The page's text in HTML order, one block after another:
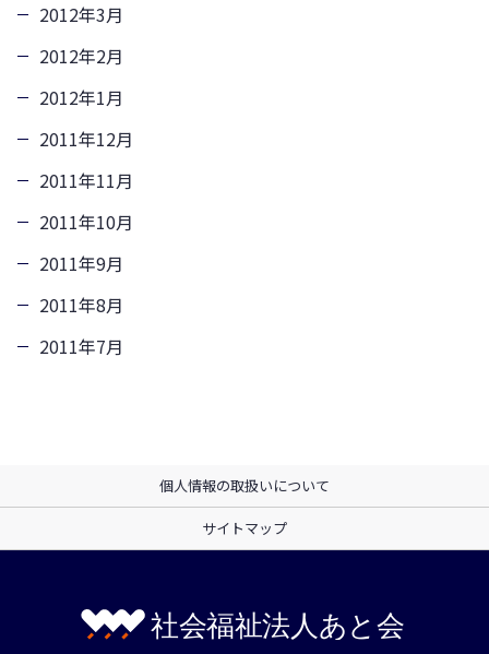
2012年3月
2012年2月
2012年1月
2011年12月
2011年11月
2011年10月
2011年9月
2011年8月
2011年7月
個人情報の取扱いについて
サイトマップ